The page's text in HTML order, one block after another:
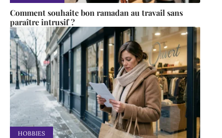
Comment souhaite bon ramadan au travail sans
paraître intrusif ?
HOBBIES